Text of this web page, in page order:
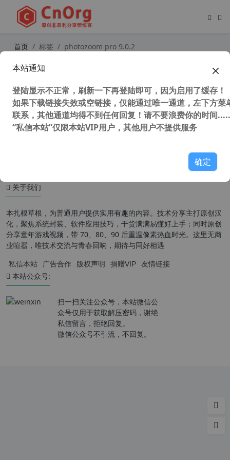
首页 标签 photozoom pro 9.0.2
片清晰度
关于我们
本扎根草根，为普通用户提供实用有趣的内容。技术分享主打原创汉
化，聚焦系统封装、软件应用技巧，干货满满易懂好上手；同时原创
分享童年游戏视频，带 70、80、90 后重温像素热血时光。这里无商
业喧嚣，唯技术交流与青春回响，期待与同好相遇
私信本站 广告合作 版权声明 捐赠VIP 友情链接
本站公众号:
扫一扫关注公众号，本站微信公
众号仅用于获取解压密码，谢绝
私信留言，拒绝回复。
微信公众号不引流，不回复。
本站通知
登陆显示不正常，刷新一下再登陆即可，因为启用了缓存！
如果下载链接失效或空链接，仅能通过唯一通道，左下方菜
联系，其他通道均得不到任何回复！请不要浪费你的时间
“私信本站”仅限本站VIP用户，其他用户不提供服务
确定